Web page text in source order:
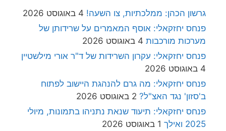
גרשון הכהן: ממלכתיות, צו השעה! 4 באוגוסט 2026
פנחס יחזקאלי: אוסף המאמרים על שרידותן של
מערכות מורכבות 4 באוגוסט 2026
פנחס יחזקאלי: עקרון השרידות של ד"ר אורי מילשטיין
4 באוגוסט 2026
פנחס יחזקאלי: מה גרם להנהגת היישוב לפתוח
ב'סזון' נגד האצ"ל? 2 באוגוסט 2026
פנחס יחזקאלי: תיעוד שנאת נתניהו בתמונות, מיולי
2025 ואילך
1 באוגוסט 2026